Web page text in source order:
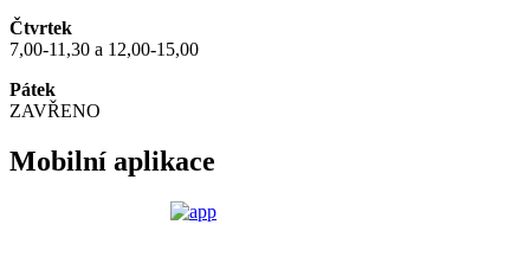
Čtvrtek
7,00-11,30 a 12,00-15,00
Pátek
ZAVŘENO
Mobilní aplikace